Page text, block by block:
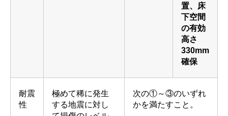
置、床
下空間
の有効
高さ
330mm
確保
耐震
性
極めて稀に発生
する地震に対し
次の①～③のいずれ
かを満たすこと。